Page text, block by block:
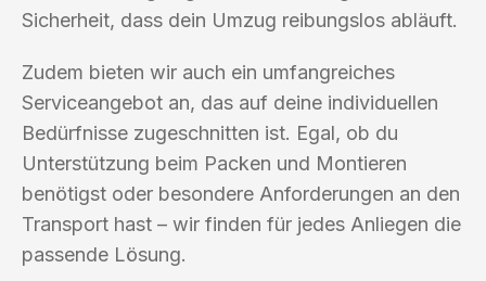
Sicherheit, dass dein Umzug reibungslos abläuft.
Zudem bieten wir auch ein umfangreiches
Serviceangebot an, das auf deine individuellen
Bedürfnisse zugeschnitten ist. Egal, ob du
Unterstützung beim Packen und Montieren
benötigst oder besondere Anforderungen an den
Transport hast – wir finden für jedes Anliegen die
passende Lösung.